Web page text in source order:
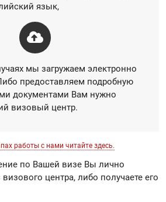
язык,
мы загружаем электронно
предоставляем подробную
документами Вам нужно
визовый центр.
работы с нами читайте здесь.
по Вашей визе Вы лично
центра, либо получаете его